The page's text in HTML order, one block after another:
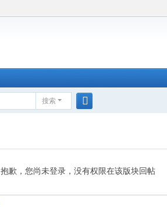
搜索
抱歉，您尚未登录，没有权限在该版块回帖